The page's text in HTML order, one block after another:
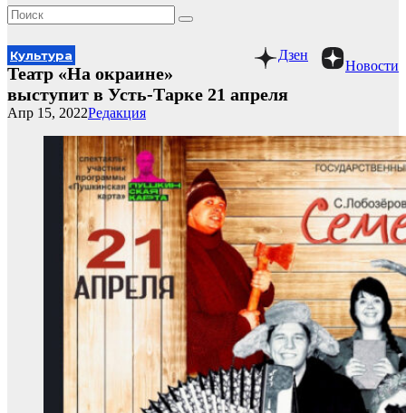
Новости
Дзен
Культура
Театр «На окраине»
выступит в Усть-Тарке 21 апреля
Редакция
Апр 15, 2022